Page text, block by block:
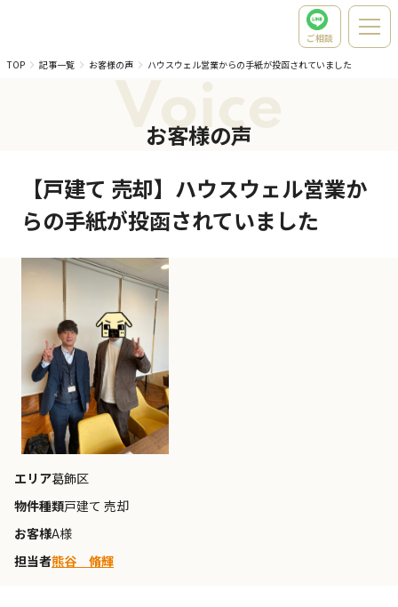
ご相談
TOP
記事一覧 お客様の声 ハウスウェル営業からの手紙が投函されていました
Voice
お客様の声
【戸建て 売却】ハウスウェル営業か
らの手紙が投函されていました
エリア葛飾区
物件種類戸建て 売却
お客様A様
担当者熊谷 脩輝